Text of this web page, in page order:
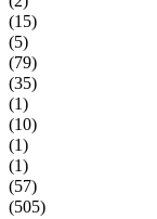
(15)
(5)
(79)
(35)
(1)
(10)
(1)
(1)
(57)
(505)